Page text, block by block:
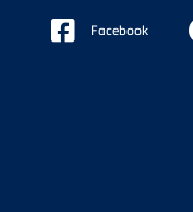
Facebook